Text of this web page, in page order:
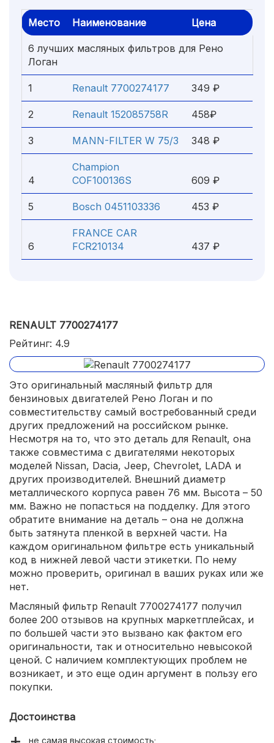
Место Наименование Цена
6 лучших масляных фильтров для Рено
Логан
1 Renault 7700274177 349 ₽
2 Renault 152085758R 458₽
3 MANN-FILTER W 75/3 348 ₽
4
Champion
COF100136S
609 ₽
5 Bosch 0451103336 453 ₽
6
FRANCE CAR
FCR210134
437 ₽
RENAULT 7700274177
Рейтинг: 4.9
Это оригинальный масляный фильтр для
бензиновых двигателей Рено Логан и по
совместительству самый востребованный среди
других предложений на российском рынке.
Несмотря на то, что это деталь для Renault, она
также совместима с двигателями некоторых
моделей Nissan, Dacia, Jeep, Chevrolet, LADA и
других производителей. Внешний диаметр
металлического корпуса равен 76 мм. Высота – 50
мм. Важно не попасться на подделку. Для этого
обратите внимание на деталь – она не должна
быть затянута пленкой в верхней части. На
каждом оригинальном фильтре есть уникальный
код в нижней левой части этикетки. По нему
можно проверить, оригинал в ваших руках или же
нет.
Масляный фильтр Renault 7700274177 получил
более 200 отзывов на крупных маркетплейсах, и
по большей части это вызвано как фактом его
оригинальности, так и относительно невысокой
ценой. С наличием комплектующих проблем не
возникает, и это еще один аргумент в пользу его
покупки.
Достоинства
не самая высокая стоимость;